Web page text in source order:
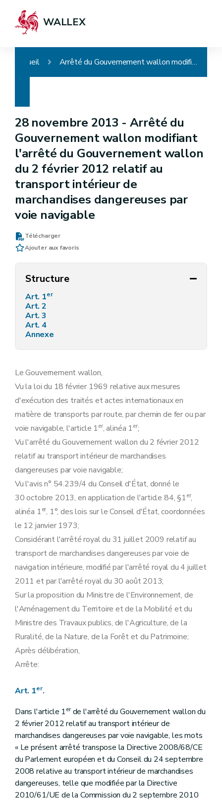
WALLEX
Accueil Arrêté du Gouvernement wallon modifiant l'arrêté du Gouvernement wallon du 2 février 2012 relatif au transport intérieur de marchandises dangereuses par voie navigable
28 novembre 2013 - Arrêté du
Gouvernement wallon modifiant
l'arrêté du Gouvernement wallon
du 2 février 2012 relatif au
transport intérieur de
marchandises dangereuses par
voie navigable
Télécharger
Ajouter aux favoris
Structure
Art. 1er
Art. 2
Art. 3
Art. 4
Annexe
Le Gouvernement wallon,
Vu la loi du 18 février 1969 relative aux mesures
d'exécution des traités et actes internationaux en
matière de transports par route, par chemin de fer ou par
voie navigable, l'article 1er, alinéa 1er;
Vu l'arrêté du Gouvernement wallon du 2 février 2012
relatif au transport intérieur de marchandises
dangereuses par voie navigable;
Vu l'avis n° 54.239/4 du Conseil d'État, donné le
30 octobre 2013, en application de l'article 84, §1er,
alinéa 1er, 1°, des lois sur le Conseil d'État, coordonnées
le 12 janvier 1973;
Considérant l'arrêté royal du 31 juillet 2009 relatif au
transport de marchandises dangereuses par voie de
navigation intérieure, modifié par l'arrêté royal du 4 juillet
2011 et par l'arrêté royal du 30 août 2013;
Sur la proposition du Ministre de l'Environnement, de
l'Aménagement du Territoire et de la Mobilité et du
Ministre des Travaux publics, de l'Agriculture, de la
Ruralité, de la Nature, de la Forêt et du Patrimoine;
Après délibération,
Arrête:
Art. 1er.
Dans l'article 1erde l'arrêté du Gouvernement wallon du
2 février 2012 relatif au transport intérieur de
marchandises dangereuses par voie navigable, les mots
« Le présent arrêté transpose la Directive 2008/68/CE
du Parlement européen et du Conseil du 24 septembre
2008 relative au transport intérieur de marchandises
dangereuses, telle que modifiée par la Directive
2010/61/UE de la Commission du 2 septembre 2010